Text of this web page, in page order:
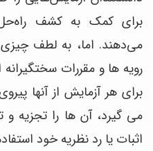
برای کمک به کشف
می‌دهند. اما، به لطف
رویه ها و مقررات
برای هر آزمایش از آنها
می گیرد، آن ها را تجزیه و
اثبات یا رد نظریه خود